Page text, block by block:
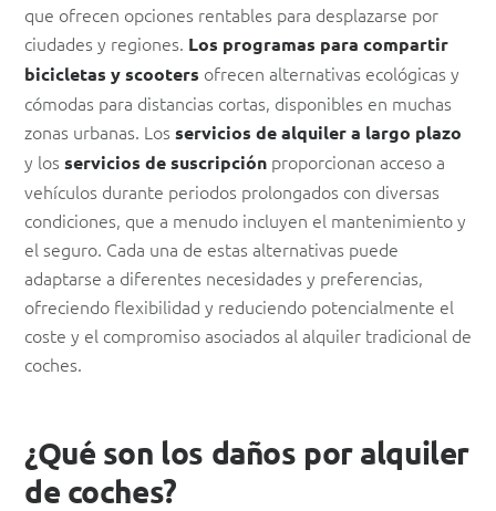
que ofrecen opciones rentables para desplazarse por
ciudades y regiones. Los programas para compartir
bicicletas y scooters ofrecen alternativas ecológicas y
cómodas para distancias cortas, disponibles en muchas
zonas urbanas. Los servicios de alquiler a largo plazo
y los servicios de suscripción proporcionan acceso a
vehículos durante periodos prolongados con diversas
condiciones, que a menudo incluyen el mantenimiento y
el seguro. Cada una de estas alternativas puede
adaptarse a diferentes necesidades y preferencias,
ofreciendo flexibilidad y reduciendo potencialmente el
coste y el compromiso asociados al alquiler tradicional de
coches.
¿Qué son los daños por alquiler
de coches?